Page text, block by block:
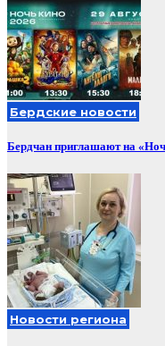
Бердские новости
Бердчан приглашают на
Новости региона